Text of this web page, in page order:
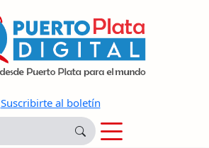
Suscribirte al boletín